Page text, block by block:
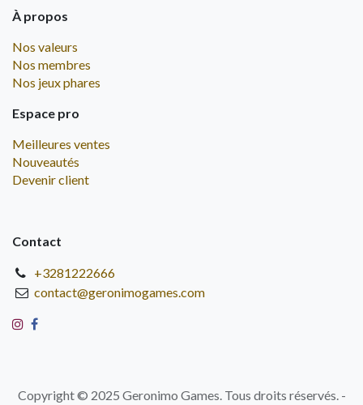
À propos
Nos valeurs
Nos membres
Nos jeux phares
Espace pro
Meilleures ventes
Nouveautés
Devenir client
Contact
+3281222666
contact@geronimogames.com
Copyright © 2025 Geronimo Games. Tous droits réservés. -